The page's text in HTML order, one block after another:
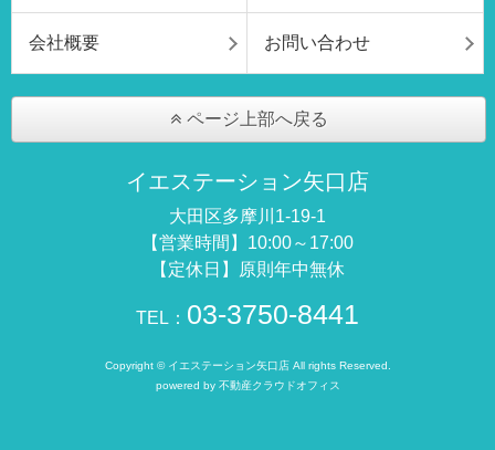
会社概要 お問い合わせ
ページ上部へ戻る
イエステーション矢口店
大田区多摩川1-19-1
【営業時間】10:00～17:00
【定休日】原則年中無休
TEL： 03-3750-8441
Copyright © イエステーション矢口店 All rights Reserved.
powered by 不動産クラウドオフィス